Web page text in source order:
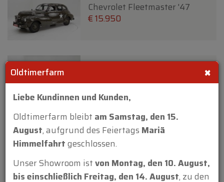
Chevrolet Fleetmaster '47
€ 15.950
Chrysler Town and Country 2
door Convertible '47
€ 59.950
×
Oldtimerfarm
Liebe Kundinnen und Kunden,
Oldtimerfarm bleibt am Samstag, den 15.
August, aufgrund des Feiertags Mariä
Himmelfahrtgeschlossen.
Unser Showroom istvon Montag, den 10. August,
bis einschließlich Freitag, den 14. August, zu den